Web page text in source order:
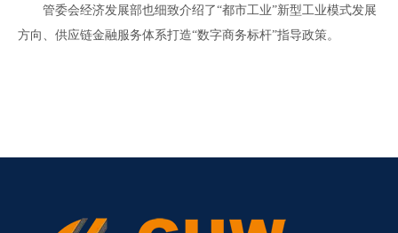
管委会经济发展部也细致介绍了“都市工业”新型工业模式发展
方向、供应链金融服务体系打造“数字商务标杆”指导政策。